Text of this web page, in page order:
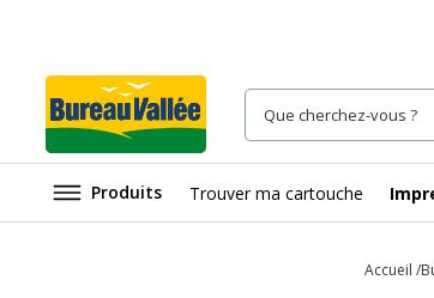
Produits Trouver ma cartouche
Accueil